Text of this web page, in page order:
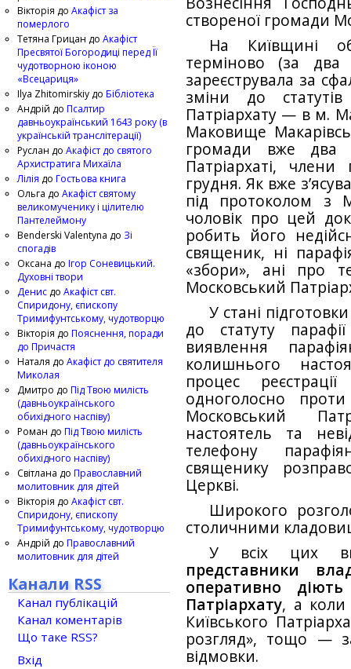
створеної громади
На Київщині
терміново (за
зареєструвала за
зміни до
Патріархату — в м.
Маковище
громади вже два
Патріархаті,
грудня. Як вже
під протоколом з
чоловік про цей
робить його
священик, ні
«збори», ані про
Московський
У стані
до статуту
виявлення
колишнього
процес
одноголосно
Московський
настоятель та
телефону
священику
Церкві.
Широкого
столичними
У всіх цих
представники
оперативно
Патріархату, а коли
Київського
розгляд», тощо —
відмовки.
Вікторія до Акафіст за
померлого
Тетяна Грицан до Акафіст
Пресвятої Богородиці перед Її
чудотворною іконою
«Всецариця»
Ilya Zhitomirskiy до Бібліотека
Андрій до Псалтир
давньоукраїнський 1643 року (в
українській транслітерації)
Руслан до Акафіст до святого
Архистратига Михаїла
Лілія до Гостьова книга
Ольга до Акафіст святому
великомученику і цілителю
Пантелеймону
Benderski Valentyna до Зі
спогадів
Оксана до Ігор Соневицький.
Духовні твори
Денис до Акафіст свт.
Спиридону, єпископу
Тримифунтському, чудотворцю
Вікторія до Пояснення, поради
до Причастя
Наталя до Акафіст до святителя
Миколая
Дмитро до Під Твою милість
(давньоукраїнського
обихідного наспіву)
Роман до Під Твою милість
(давньоукраїнського
обихідного наспіву)
Світлана до Православний
молитовник для дітей
Вікторія до Акафіст свт.
Спиридону, єпископу
Тримифунтському, чудотворцю
Андрій до Православний
молитовник для дітей
Канали RSS
Канал публікацій
Канал коментарів
Що таке RSS?
Вхід